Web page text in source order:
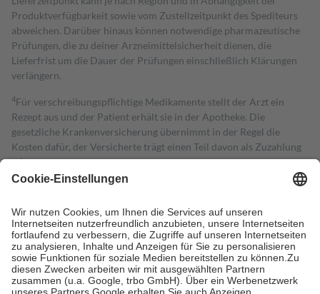
Produktverfügbarkeit sowie vom Zustellzeitpunkt des Spediteurs
abweichen. Darüber hinaus können notwendige pharmazeutische
Prüfungen, die zu deiner Arzneimittelsicherheit dienen, die
Lieferfrist um die Dauer der Prüfungen einschließlich Klärungen
verlängern.
4Für verschreibungspflichtige Medikamente stellt der Arzt ein
Rezept aus und der Patient erhält sie in der Apotheke. Die
gesetzliche Krankenversicherung übernimmt in der Regel die
Kosten dafür, der Versicherte trägt einen Teil davon als Zuzahlung
mit.
Grundsätzlich leisten Mitglieder Zuzahlungen in Höhe von zehn
höchstens zehn Euro.
Es sind jedoch nie mehr als die tatsächlichen
Kosten der Leistung zu entrichten.
Diese Regeln gelten grundsätzlich auch für Online-Apotheken.
Bei Heilmitteln und häuslicher Krankenpflege beträgt die
Zuzahlung zehn Prozent der Kosten sowie zehn Euro je
Verordnung.